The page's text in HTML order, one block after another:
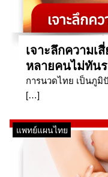
เจาะลึกความเ
หลายคนไม่ทันร
การนวดไทย เป็นภู
[…]
แพทย์แผนไทย